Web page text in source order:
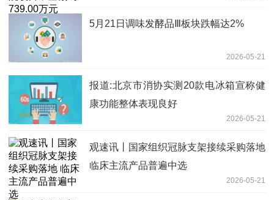
5月21日调味发酵品Ⅲ板块跌幅达2%
2026-05-21
报道:北京市消协实测20款电冰箱宣称健
康功能整体表现良好
2026-05-21
观速讯丨国家组织冠脉支架接续采购落地
临床主流产品普遍中选
2026-05-21